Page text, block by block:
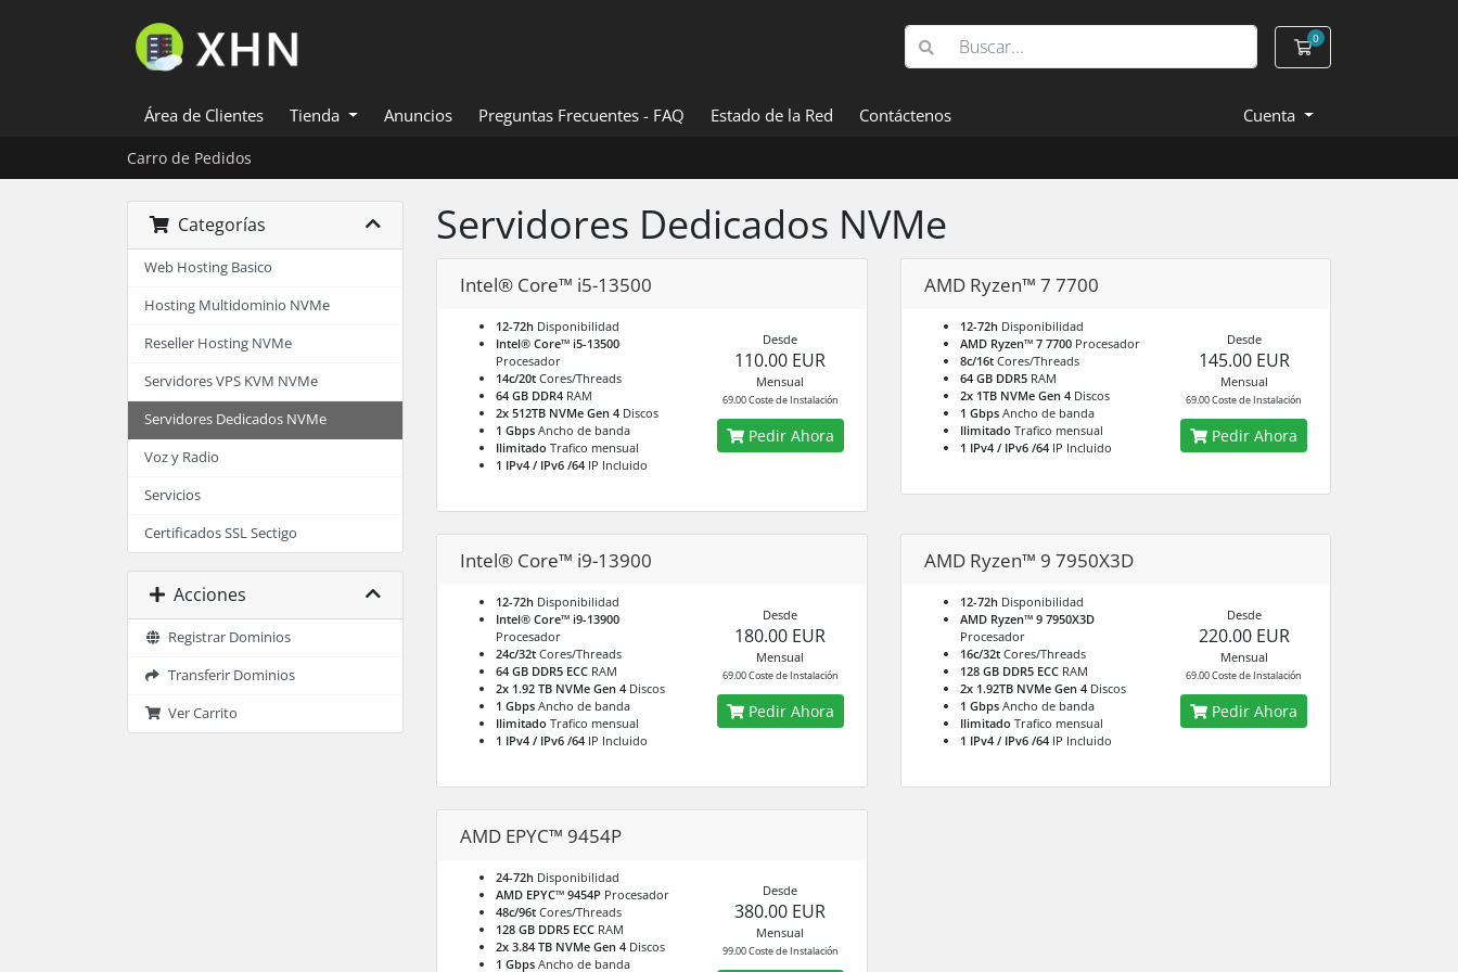
0
Carro de Pedidos
Área de Clientes Tienda Anuncios Preguntas Frecuentes - FAQ Estado de la Red Contáctenos Cuenta
Carro de Pedidos
Categorías
Web Hosting Basico
Hosting Multidominio NVMe
Reseller Hosting NVMe
Servidores VPS KVM NVMe
Servidores Dedicados NVMe
Voz y Radio
Servicios
Certificados SSL Sectigo
Acciones
Registrar Dominios
Transferir Dominios
Ver Carrito
Servidores Dedicados NVMe
Intel® Core™ i5-13500
12-72h Disponibilidad
Intel® Core™ i5-13500
Procesador
14c/20t Cores/Threads
64 GB DDR4 RAM
2x 512TB NVMe Gen 4 Discos
1 Gbps Ancho de banda
Ilimitado Trafico mensual
1 IPv4 / IPv6 /64 IP Incluido
Desde
110.00 EUR
Mensual
69.00 Coste de Instalación
Pedir Ahora
AMD Ryzen™ 7 7700
12-72hDisponibilidad
AMD Ryzen™ 7 7700Procesador
8c/16tCores/Threads
64 GB DDR5RAM
2x 1TB NVMe Gen 4Discos
1 GbpsAncho de banda
IlimitadoTrafico mensual
1 IPv4 / IPv6 /64IP Incluido
Desde
145.00 EUR
Mensual
69.00 Coste de Instalación
Pedir Ahora
Intel® Core™ i9-13900
12-72h Disponibilidad
Intel® Core™ i9-13900
Procesador
24c/32t Cores/Threads
64 GB DDR5 ECC RAM
2x 1.92 TB NVMe Gen 4 Discos
1 Gbps Ancho de banda
Ilimitado Trafico mensual
1 IPv4 / IPv6 /64 IP Incluido
Desde
180.00 EUR
Mensual
69.00 Coste de Instalación
Pedir Ahora
AMD Ryzen™ 9 7950X3D
12-72hDisponibilidad
AMD Ryzen™ 9 7950X3D
Procesador
16c/32tCores/Threads
128 GB DDR5 ECCRAM
2x 1.92TB NVMe Gen 4Discos
1 GbpsAncho de banda
IlimitadoTrafico mensual
1 IPv4 / IPv6 /64IP Incluido
Desde
220.00 EUR
Mensual
69.00 Coste de Instalación
Pedir Ahora
AMD EPYC™ 9454P
24-72h Disponibilidad
AMD EPYC™ 9454P Procesador
48c/96t Cores/Threads
128 GB DDR5 ECC RAM
2x 3.84 TB NVMe Gen 4 Discos
1 Gbps Ancho de banda
Desde
380.00 EUR
Mensual
99.00 Coste de Instalación